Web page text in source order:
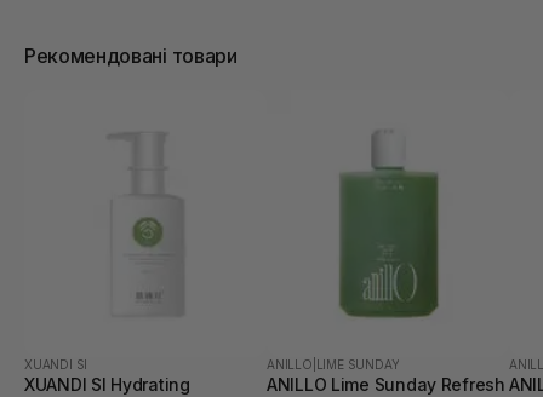
Рекомендовані товари
XUANDI SI
XUANDI SI Hydrating
ANILLO LIME SUNDAY
ANILLO Lime Sunday Refresh